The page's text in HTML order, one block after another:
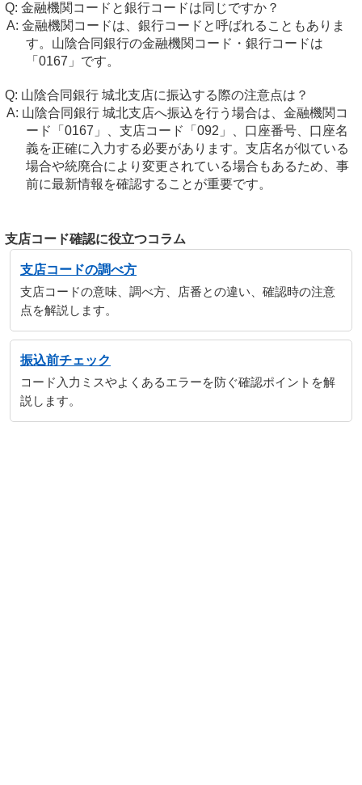
金融機関コードと銀行コードは同じですか？
金融機関コードは、銀行コードと呼ばれることもありま
す。山陰合同銀行の金融機関コード・銀行コードは
「0167」です。
山陰合同銀行 城北支店に振込する際の注意点は？
山陰合同銀行 城北支店へ振込を行う場合は、金融機関コ
ード「0167」、支店コード「092」、口座番号、口座名
義を正確に入力する必要があります。支店名が似ている
場合や統廃合により変更されている場合もあるため、事
前に最新情報を確認することが重要です。
支店コード確認に役立つコラム
支店コードの調べ方
支店コードの意味、調べ方、店番との違い、確認時の注意
点を解説します。
振込前チェック
コード入力ミスやよくあるエラーを防ぐ確認ポイントを解
説します。